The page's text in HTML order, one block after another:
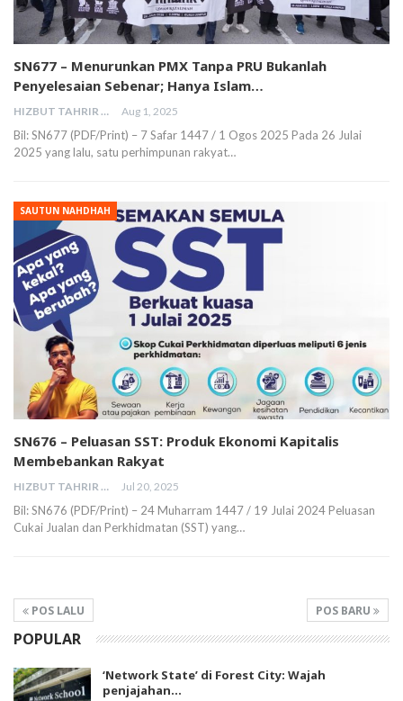
SN677 – Menurunkan PMX Tanpa PRU Bukanlah
Penyelesaian Sebenar; Hanya Islam…
HIZBUT TAHRIR MALAYSIA Aug 1, 2025
Bil: SN677 (PDF/Print) – 7 Safar 1447 / 1 Ogos 2025 Pada 26 Julai
2025 yang lalu, satu perhimpunan rakyat…
SAUTUN NAHDHAH
SN676 – Peluasan SST: Produk Ekonomi Kapitalis
Membebankan Rakyat
HIZBUT TAHRIR MALAYSIA Jul 20, 2025
Bil: SN676 (PDF/Print) – 24 Muharram 1447 / 19 Julai 2024 Peluasan
Cukai Jualan dan Perkhidmatan (SST) yang…
POS LALU POS BARU
POPULAR
‘Network State’ di Forest City: Wajah
penjajahan…